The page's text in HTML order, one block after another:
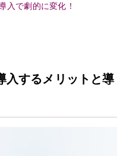
入で劇的に変化！
入するメリットと導